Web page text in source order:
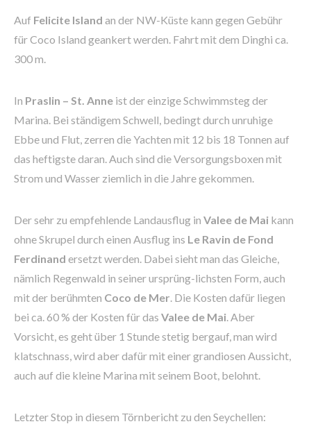
Auf Felicite Island an der NW-Küste kann gegen Gebühr
für Coco Island geankert werden. Fahrt mit dem Dinghi ca.
300 m.
In Praslin – St. Anne ist der einzige Schwimmsteg der
Marina. Bei ständigem Schwell, bedingt durch unruhige
Ebbe und Flut, zerren die Yachten mit 12 bis 18 Tonnen auf
das heftigste daran. Auch sind die Versorgungsboxen mit
Strom und Wasser ziemlich in die Jahre gekommen.
Der sehr zu empfehlende Landausflug in Valee de Mai kann
ohne Skrupel durch einen Ausflug ins Le Ravin de Fond
Ferdinand ersetzt werden. Dabei sieht man das Gleiche,
nämlich Regenwald in seiner ursprüng-lichsten Form, auch
mit der berühmten Coco de Mer. Die Kosten dafür liegen
bei ca. 60 % der Kosten für das Valee de Mai. Aber
Vorsicht, es geht über 1 Stunde stetig bergauf, man wird
klatschnass, wird aber dafür mit einer grandiosen Aussicht,
auch auf die kleine Marina mit seinem Boot, belohnt.
Letzter Stop in diesem Törnbericht zu den Seychellen: